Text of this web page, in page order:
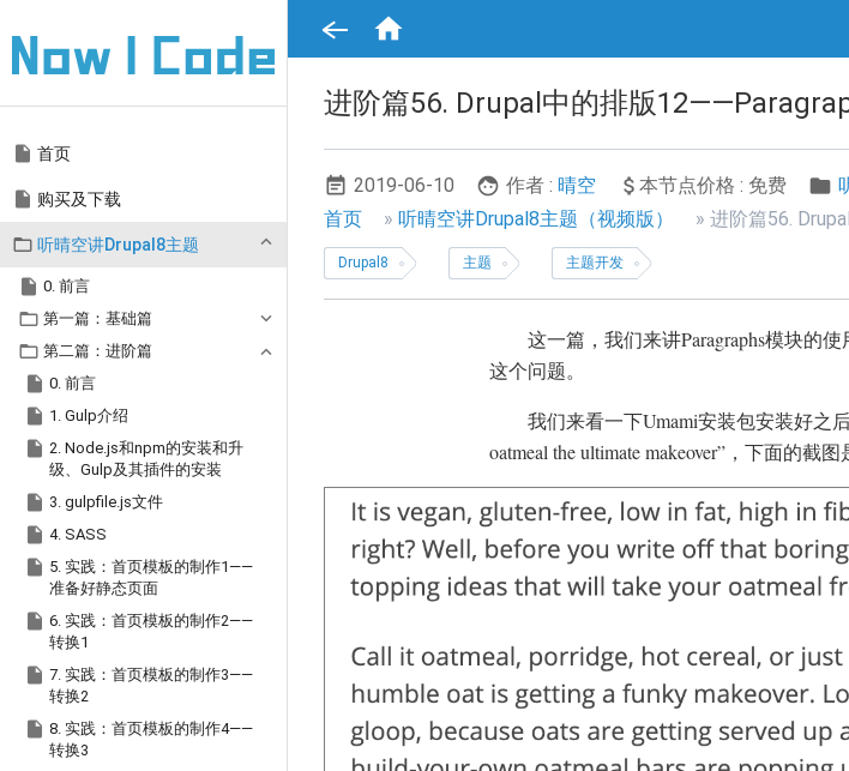
内

Main
navigation
 首页
 购买及下载
 听晴空讲Drupal8主题
 0. 前言
 第一篇：基础篇
 第二篇：进阶篇
 0. 前言
 1. Gulp介绍
 2. Node.js和npm的安装和升
级、Gulp及其插件的安装
 3. gulpfile.js文件
 4. SASS
 5. 实践：首页模板的制作1——
准备好静态页面
 6. 实践：首页模板的制作2——
转换1
 7. 实践：首页模板的制作3——
转换2
 8. 实践：首页模板的制作4——
转换3
进阶篇56. Drupal中的排版
2019-06-10 作者 : 晴空 本节点价格 : 免费
面
包
屑
首页 听晴空讲Drupal8主题（视频版） 进阶篇56.
Drupal8 主题 主题开发
这一篇，我们来讲Paragraphs模块的
这个问题。
我们来看一下Umami安装包安装好之
oatmeal the ultimate makeover”，下面的截